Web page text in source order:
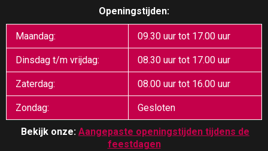
Openingstijden:
Maandag: 09.30 uur tot 17.00 uur
Dinsdag t/m vrijdag: 08.30 uur tot 17.00 uur
Zaterdag: 08.00 uur tot 16.00 uur
Zondag: Gesloten
Bekijk onze: Aangepaste openingstijden tijdens de
feestdagen